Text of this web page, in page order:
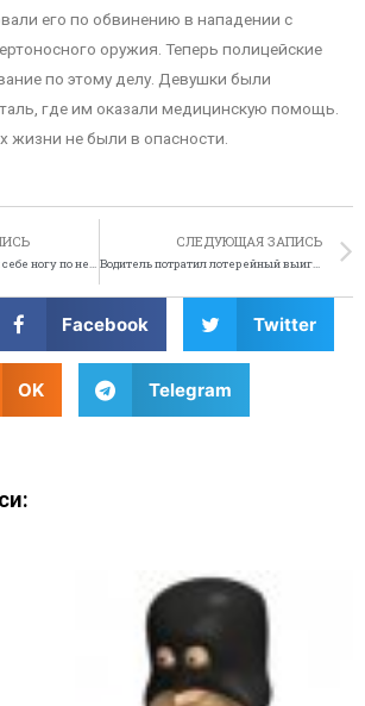
его по обвинению в нападении с
оружия. Теперь полицейские
по этому делу. Девушки были
где им оказали медицинскую помощь.
жизни не были в опасности.
Мужчина прострелил себе ногу по неосторожности
СЛЕДУЮЩАЯ ЗАПИСЬ
Водитель потратил лотерейный выигрыш на покупку фирмы, где работал
Facebook Twitter
OK Telegram